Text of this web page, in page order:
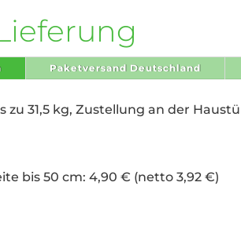
Paketversand Deutschland
zu 31,5 kg, Zustellung an der
bis 50 cm: 4,90 € (netto 3,92 €)